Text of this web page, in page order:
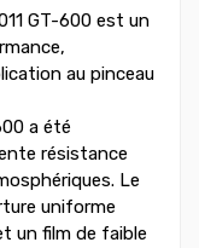
GT-600 est un
au pinceau
a été
résistance
Le
uniforme
un film de faible